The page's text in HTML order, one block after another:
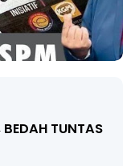
TUNTAS